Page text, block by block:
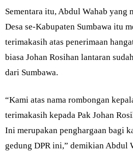
Sementara itu, Abdul Wahab yang
Desa se-Kabupaten Sumbawa itu
terimakasih atas penerimaan
biasa Johan Rosihan lantaran
dari Sumbawa.
“Kami atas nama rombongan
terimakasih kepada Pak Johan
Ini merupakan penghargaan bagi
gedung DPR ini,” demikian Abdul